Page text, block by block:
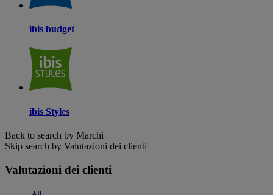
ibis budget
ibis Styles
Back to search by Marchi
Skip search by Valutazioni dei clienti
Valutazioni dei clienti